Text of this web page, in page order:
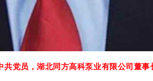
共党员，湖北同方高科泵业有限公司董事